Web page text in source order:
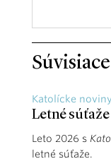
Katolícke noviny
Letné súťaže
Leto 2026 s
letné súťaže.